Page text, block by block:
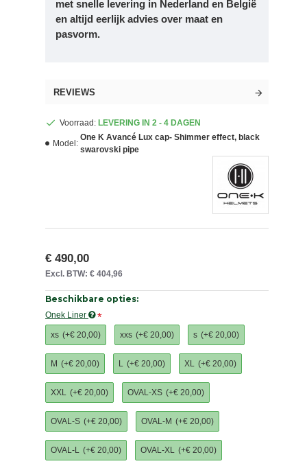
met snelle levering in Nederland en België
en altijd eerlijk advies over maat en
pasvorm.
REVIEWS
Voorraad: LEVERING IN 2 - 4 DAGEN
Model:
One K Avancé Lux cap- Shimmer effect, black
swarovski pipe
€ 490,00
Excl. BTW: € 404,96
Beschikbare opties:
Onek Liner
xs (+€ 20,00) xxs (+€ 20,00) s (+€ 20,00)
M (+€ 20,00) L (+€ 20,00) XL (+€ 20,00)
XXL (+€ 20,00) OVAL-XS (+€ 20,00)
OVAL-S (+€ 20,00) OVAL-M (+€ 20,00)
OVAL-L (+€ 20,00) OVAL-XL (+€ 20,00)